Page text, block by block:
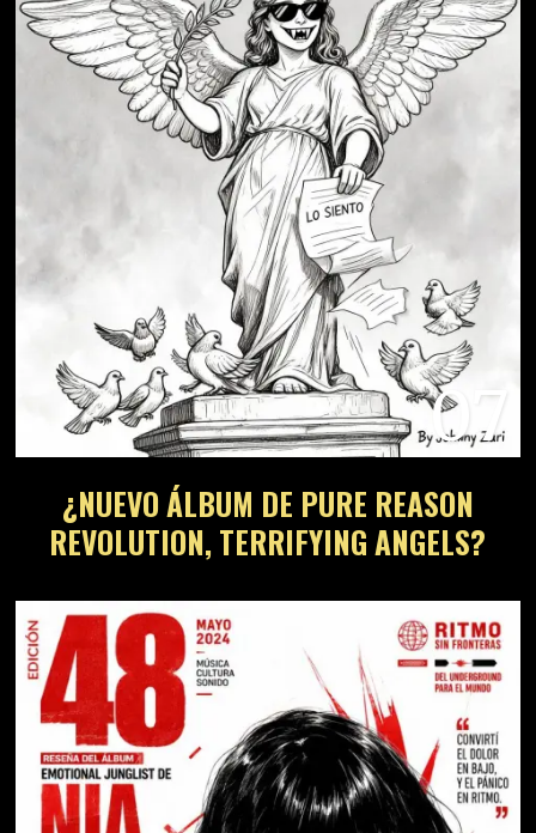
07
¿NUEVO ÁLBUM DE PURE REASON
REVOLUTION, TERRIFYING ANGELS?